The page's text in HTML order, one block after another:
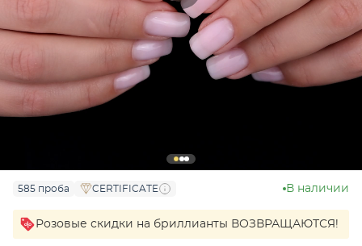
585 проба CERTIFICATE В наличии
Розовые скидки на бриллианты ВОЗВРАЩАЮТСЯ!